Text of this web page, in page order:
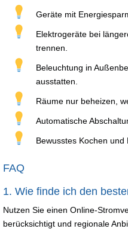
Geräte mit
Elektrogeräte bei
trennen.
Beleuchtung in
ausstatten.
Räume nur beheizen,
Automatische
Bewusstes Kochen und
FAQ
1. Wie finde ich den
Nutzen Sie einen Online-
berücksichtigt und regionale